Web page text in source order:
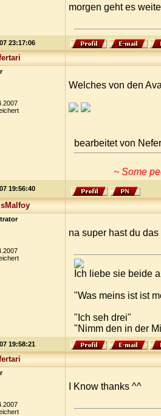
morgen geht es
23:17:06
Welches von den
bearbeitet von
~ Some
19:56:40
na super hast du
Ich liebe sie beide
"Was meins ist ist
"Ich seh drei"
"Nimm den in der
19:58:21
I Know thanks ^^